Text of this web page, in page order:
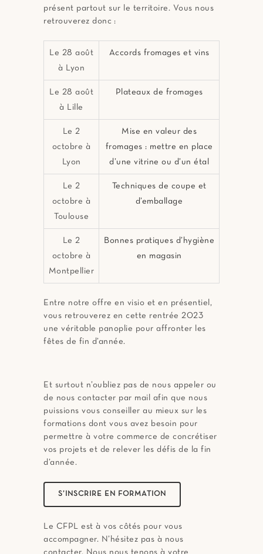
présent partout sur le territoire. Vous nous
retrouverez donc :
Le 28 août
à Lyon
Accords fromages et vins
Le 28 août
à Lille
Plateaux de fromages
Le 2
octobre à
Lyon
Mise en valeur des
fromages : mettre en place
d’une vitrine ou d’un étal
Le 2
octobre à
Toulouse
Techniques de coupe et
d’emballage
Le 2
octobre à
Montpellier
Bonnes pratiques d’hygiène
en magasin
Entre notre offre en visio et en présentiel,
vous retrouverez en cette rentrée 2023
une véritable panoplie pour affronter les
fêtes de fin d’année.
Et surtout n’oubliez pas de nous appeler ou
de nous contacter par mail afin que nous
puissions vous conseiller au mieux sur les
formations dont vous avez besoin pour
permettre à votre commerce de concrétiser
vos projets et de relever les défis de la fin
d’année.
S’INSCRIRE EN FORMATION
Le CFPL est à vos côtés pour vous
accompagner. N’hésitez pas à nous
contacter. Nous nous tenons à votre